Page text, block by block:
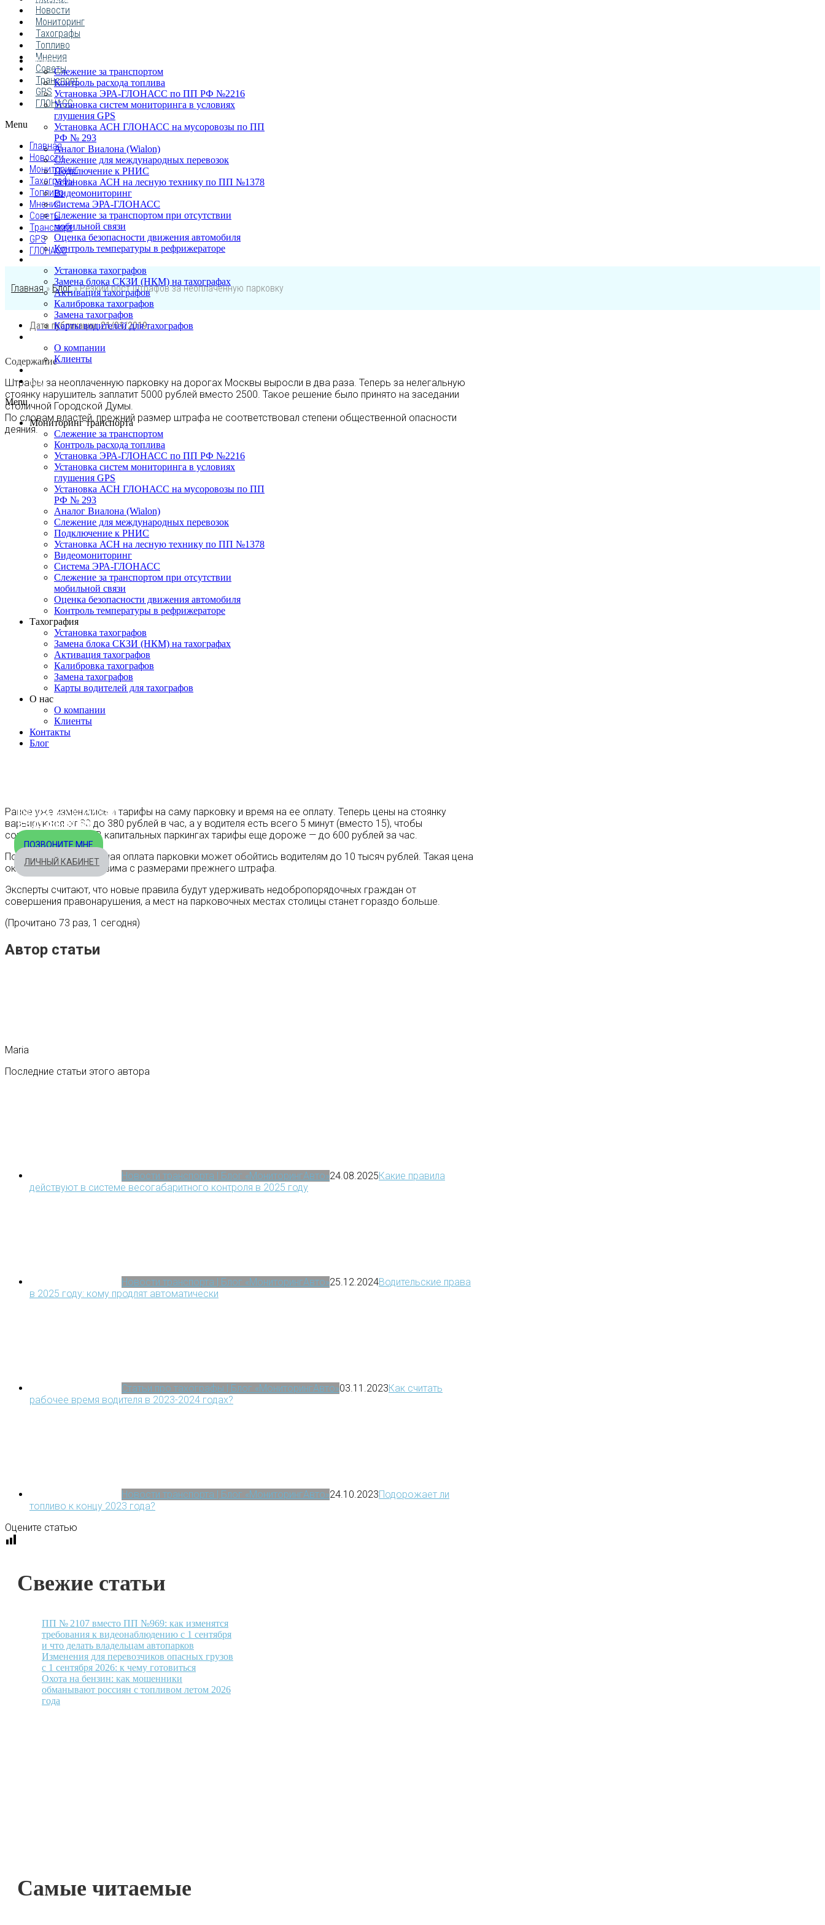
Мониторинг транспорта
Слежение за транспортом
Контроль расхода топлива
Установка ЭРА-ГЛОНАСС по ПП РФ №2216
Установка систем мониторинга в условиях
глушения GPS
Установка АСН ГЛОНАСС на мусоровозы по ПП
РФ № 293
Аналог Виалона (Wialon)
Слежение для международных перевозок
Подключение к РНИС
Установка АСН на лесную технику по ПП №1378
Видеомониторинг
Система ЭРА-ГЛОНАСС
Слежение за транспортом при отсутствии
мобильной связи
Оценка безопасности движения автомобиля
Контроль температуры в рефрижераторе
Установка тахографов
Замена блока СКЗИ (НКМ) на тахографах
Активация тахографов
Калибровка тахографов
Замена тахографов
Карты водителей для тахографов
О компании
Клиенты
Блог
Menu
Мониторинг транспорта
Слежение за транспортом
Контроль расхода топлива
Установка ЭРА-ГЛОНАСС по ПП РФ №2216
Установка систем мониторинга в условиях
глушения GPS
Установка АСН ГЛОНАСС на мусоровозы по ПП
РФ № 293
Аналог Виалона (Wialon)
Слежение для международных перевозок
Подключение к РНИС
Установка АСН на лесную технику по ПП №1378
Видеомониторинг
Система ЭРА-ГЛОНАСС
Слежение за транспортом при отсутствии
мобильной связи
Оценка безопасности движения автомобиля
Контроль температуры в рефрижераторе
Тахография
Установка тахографов
Замена блока СКЗИ (НКМ) на тахографах
Активация тахографов
Калибровка тахографов
Замена тахографов
Карты водителей для тахографов
О нас
О компании
Клиенты
Контакты
Блог
БЕСПЛАТНО ПО РОССИИ
8 800 333-32-89
ПОЗВОНИТЕ МНЕ
ЛИЧНЫЙ КАБИНЕТ
Новости
Мониторинг
Тахографы
Топливо
Мнения
Советы
Транспорт
GPS
ГЛОНАСС
Menu
Главная
Новости
Мониторинг
Тахографы
Топливо
Мнения
Советы
Транспорт
GPS
ГЛОНАСС
Главная» Блог»Резкий рост штрафов за неоплаченную парковку
Дата публикации:21/01/2019
Содержание
Штрафы за неоплаченную парковку на дорогах Москвы выросли в два раза. Теперь за нелегальную
стоянку нарушитель заплатит 5000 рублей вместо 2500. Такое решение было принято на заседании
столичной Городской Думы.
По словам властей, прежний размер штрафа не соответствовал степени общественной опасности
деяния.
Ранее уже изменились и тарифы на саму парковку и время на ее оплату. Теперь цены на стоянку
варьируются от 80 до 380 рублей в час, а у водителя есть всего 5 минут (вместо 15), чтобы
совершить платеж. В капитальных паркингах тарифы еще дороже — до 600 рублей за час.
Получается, что суточная оплата парковки может обойтись водителям до 10 тысяч рублей. Такая цена
оказалась несопоставима с размерами прежнего штрафа.
Эксперты считают, что новые правила будут удерживать недобропорядочных граждан от
совершения правонарушения, а мест на парковочных местах столицы станет гораздо больше.
(Прочитано 73 раз, 1 сегодня)
Автор статьи
Maria
Последние статьи этого автора
Новости транспорта | Блог «МониторингАвто»24.08.2025Какие правила
действуют в системе весогабаритного контроля в 2025 году
Новости транспорта | Блог «МониторингАвто»25.12.2024Водительские права
в 2025 году: кому продлят автоматически
Статьи про тахографы | Блог «МониторингАвто»03.11.2023Как считать
рабочее время водителя в 2023-2024 годах?
Новости транспорта | Блог «МониторингАвто»24.10.2023Подорожает ли
топливо к концу 2023 года?
Оцените статью
Свежие статьи
ПП № 2107 вместо ПП №969: как изменятся
требования к видеонаблюдению с 1 сентября
и что делать владельцам автопарков
Изменения для перевозчиков опасных грузов
с 1 сентября 2026: к чему готовиться
Охота на бензин: как мошенники
обманывают россиян с топливом летом 2026
года
Самые читаемые